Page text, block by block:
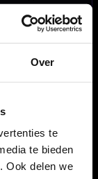
Over
te
te bieden
Ook delen we
je ervaart
sets en
flights en
de barrel. Met
vlucht van je